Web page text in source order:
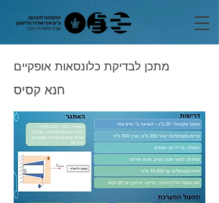
מתכן לבדיקת כלונסאות אופקיים
חנא קסיס